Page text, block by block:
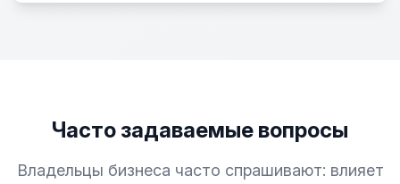
Часто задаваемые вопросы
Владельцы бизнеса часто спрашивают: влияет